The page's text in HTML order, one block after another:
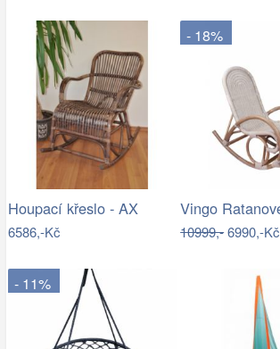
Houpací křeslo - AX
6586,-Kč
- 18%
10999,-6990,-Kč
- 11%